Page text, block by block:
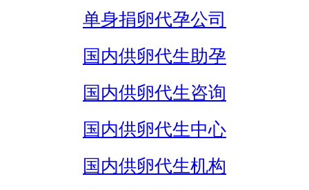
单身捐卵代孕公司
国内供卵代生助孕
国内供卵代生咨询
国内供卵代生中心
国内供卵代生机构